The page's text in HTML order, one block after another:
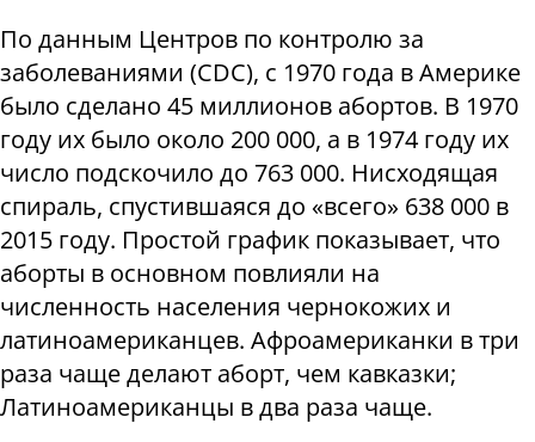
По данным Центров по контролю за
заболеваниями (CDC), с 1970 года в Америке
было сделано 45 миллионов абортов. В 1970
году их было около 200 000, а в 1974 году их
число подскочило до 763 000. Нисходящая
спираль, спустившаяся до «всего» 638 000 в
2015 году. Простой график показывает, что
аборты в основном повлияли на
численность населения чернокожих и
латиноамериканцев. Афроамериканки в три
раза чаще делают аборт, чем кавказки;
Латиноамериканцы в два раза чаще.